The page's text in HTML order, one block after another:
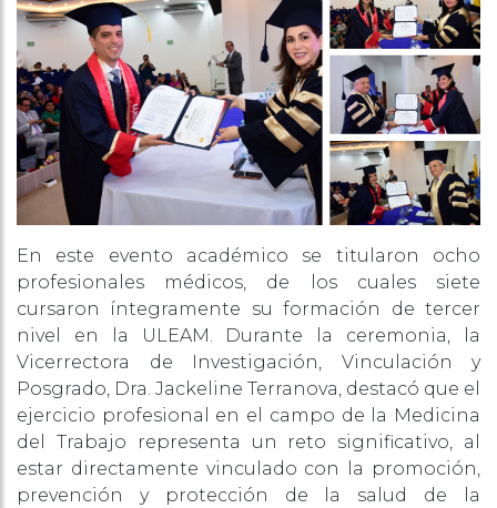
En este evento académico se titularon ocho
profesionales médicos, de los cuales siete
cursaron íntegramente su formación de tercer
nivel en la ULEAM. Durante la ceremonia, la
Vicerrectora de Investigación, Vinculación y
Posgrado, Dra. Jackeline Terranova, destacó que el
ejercicio profesional en el campo de la Medicina
del Trabajo representa un reto significativo, al
estar directamente vinculado con la promoción,
prevención y protección de la salud de la